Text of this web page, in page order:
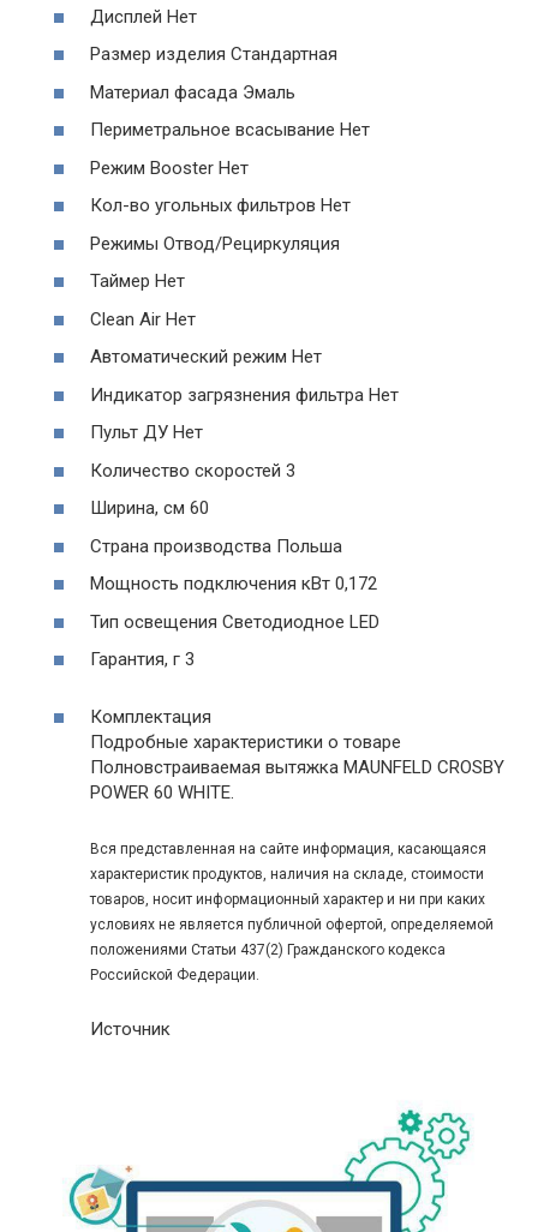
Дисплей Нет
Размер изделия Стандартная
Материал фасада Эмаль
Периметральное всасывание Нет
Режим Booster Нет
Кол-во угольных фильтров Нет
Режимы Отвод/Рециркуляция
Таймер Нет
Clean Air Нет
Автоматический режим Нет
Индикатор загрязнения фильтра Нет
Пульт ДУ Нет
Количество скоростей 3
Ширина, см 60
Страна производства Польша
Мощность подключения кВт 0,172
Тип освещения Светодиодное LED
Гарантия, г 3
Комплектация
Подробные характеристики о товаре
Полновстраиваемая вытяжка MAUNFELD CROSBY
POWER 60 WHITE.
Вся представленная на сайте информация, касающаяся
характеристик продуктов, наличия на складе, стоимости
товаров, носит информационный характер и ни при каких
условиях не является публичной офертой, определяемой
положениями Статьи 437(2) Гражданского кодекса
Российской Федерации.
Источник